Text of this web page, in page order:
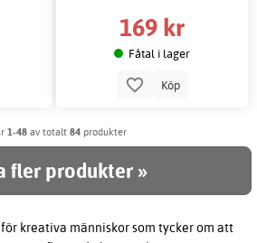
169 kr
Fåtal i lager
Köp
1-48 av totalt 84 produkter
fler produkter »
kreativa människor som tycker om att